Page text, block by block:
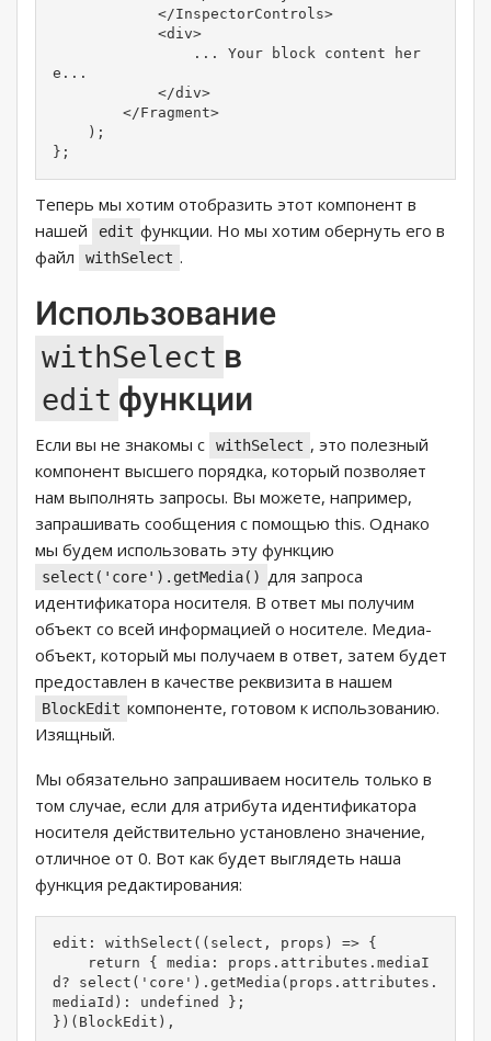
e...
};
Теперь мы хотим отобразить этот компонент в
нашей
edit функции. Но мы хотим обернуть его в
файл
withSelect .
Использование
withSelect в
edit функции
Если вы не знакомы с withSelect , это полезный
компонент высшего порядка, который позволяет
нам выполнять запросы. Вы можете, например,
запрашивать сообщения с помощью this. Однако
мы будем использовать эту функцию
select('core').getMedia() для запроса
идентификатора носителя. В ответ мы получим
объект со всей информацией о носителе. Медиа-
объект, который мы получаем в ответ, затем будет
предоставлен в качестве реквизита в нашем
BlockEdit компоненте, готовом к использованию.
Изящный.
Мы обязательно запрашиваем носитель только в
том случае, если для атрибута идентификатора
носителя действительно установлено значение,
отличное от 0. Вот как будет выглядеть наша
функция редактирования:
edit: withSelect((select, props) => {
d? select('core').getMedia(props.attributes.
mediaId): undefined };
})(BlockEdit),